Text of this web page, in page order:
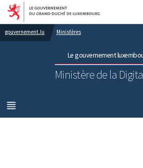
Aller au menu
Aller au contenu
gouvernement.lu Ministères
Le gouvernement
Ministère de la
MENU
PRINCIPAL